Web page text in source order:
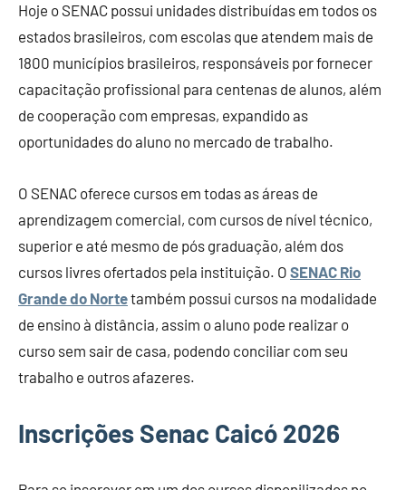
Hoje o SENAC possui unidades distribuídas em todos os
estados brasileiros, com escolas que atendem mais de
1800 municípios brasileiros, responsáveis por fornecer
capacitação profissional para centenas de alunos, além
de cooperação com empresas, expandido as
oportunidades do aluno no mercado de trabalho.
O SENAC oferece cursos em todas as áreas de
aprendizagem comercial, com cursos de nível técnico,
superior e até mesmo de pós graduação, além dos
cursos livres ofertados pela instituição. O SENAC Rio
Grande do Nortetambém possui cursos na modalidade
de ensino à distância, assim o aluno pode realizar o
curso sem sair de casa, podendo conciliar com seu
trabalho e outros afazeres.
Inscrições Senac Caicó 2026